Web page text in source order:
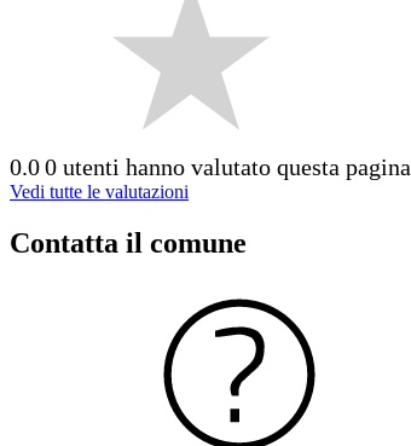
0.00 utenti hanno valutato questa pagina
Vedi tutte le valutazioni
Contatta il comune